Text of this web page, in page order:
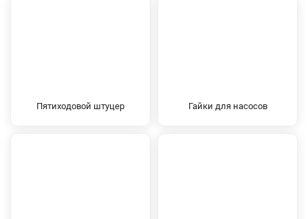
Пятиходовой штуцер Гайки для насосов